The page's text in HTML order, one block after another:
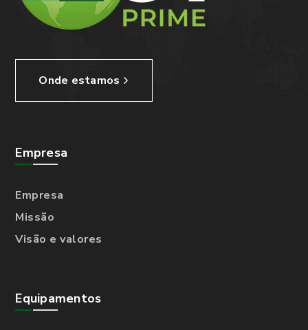
Onde estamos
Empresa
Empresa
Missão
Visão e valores
Equipamentos